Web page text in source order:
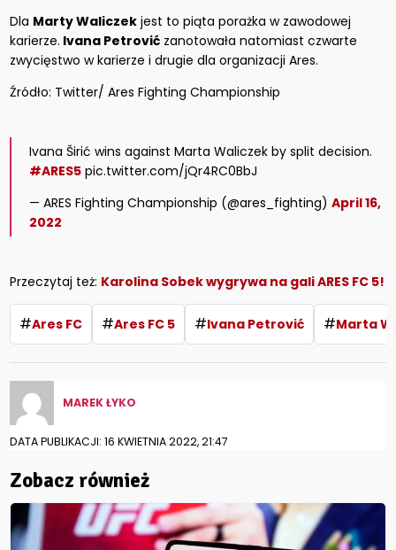
Dla Marty Waliczek jest to piąta porażka w zawodowej
karierze. Ivana Petrović zanotowała natomiast czwarte
zwycięstwo w karierze i drugie dla organizacji Ares.
Źródło: Twitter/ Ares Fighting Championship
Ivana Širić wins against Marta Waliczek by split decision.
#ARES5 pic.twitter.com/jQr4RC0BbJ
— ARES Fighting Championship (@ares_fighting)April 16,
2022
Przeczytaj też: Karolina Sobek wygrywa na gali ARES FC 5!
#Ares FC #Ares FC 5 #Ivana Petrović #Marta
MAREK ŁYKO
DATA PUBLIKACJI: 16 KWIETNIA 2022, 21:47
Zobacz również